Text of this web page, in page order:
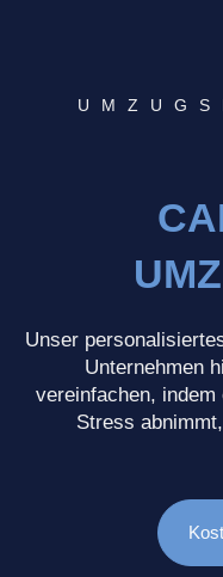
Unser
Unternehmen
vereinfachen,
Stress